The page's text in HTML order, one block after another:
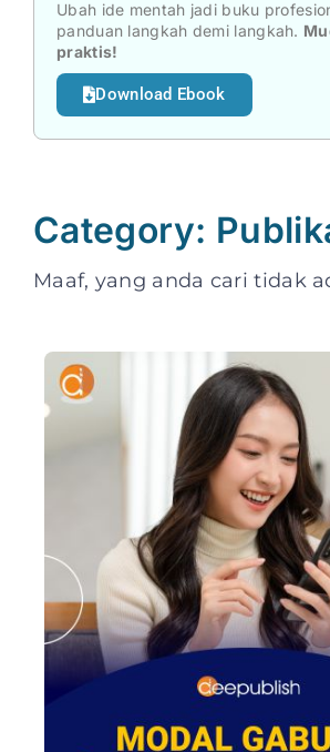
Ubah ide mentah jadi buku
panduan langkah demi langkah.
praktis!
Download Ebook
Category:
Maaf, yang anda cari tidak